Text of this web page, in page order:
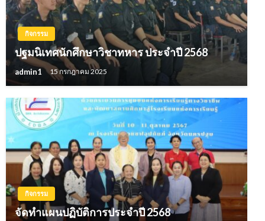
กิจกรรม
ปฐมนิเทศนักศึกษาวิชาทหาร ประจำปี 2568
admin1 15 กรกฎาคม 2025
กิจกรรม
จัดทำแผนปฏิบัติการประจำปี 2568